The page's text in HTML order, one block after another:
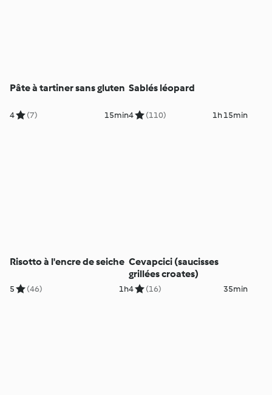
Pâte à tartiner sans gluten
4 (7) 15min
Sablés léopard
4 (110) 1h 15min
Risotto à l'encre de seiche
5 (46) 1h
Cevapcici (saucisses
grillées croates)
4 (16) 35min